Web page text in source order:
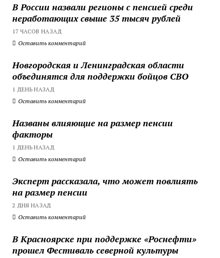
В России назвали регионы с пенсией среди
неработающих свыше 35 тысяч рублей
17 ЧАСОВ НАЗАД
Оставить комментарий
Новгородская и Ленинградская области
объединятся для поддержки бойцов СВО
1 ДЕНЬ НАЗАД
Оставить комментарий
Названы влияющие на размер пенсии
факторы
1 ДЕНЬ НАЗАД
Оставить комментарий
Эксперт рассказала, что может повлиять
на размер пенсии
2 ДНЯ НАЗАД
Оставить комментарий
В Красноярске при поддержке «Роснефти»
прошел Фестиваль северной культуры